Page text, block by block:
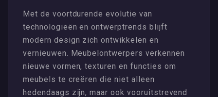
Met de voortdurende evolutie van
technologieën en ontwerptrends blijft
modern design zich ontwikkelen en
vernieuwen. Meubelontwerpers verkennen
nieuwe vormen, texturen en functies om
meubels te creëren die niet alleen
hedendaags zijn, maar ook vooruitstrevend